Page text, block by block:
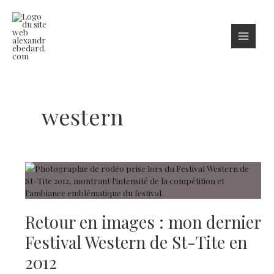
au
contenu
western
Retour en images : mon dernier
Festival Western de St-Tite en
2012